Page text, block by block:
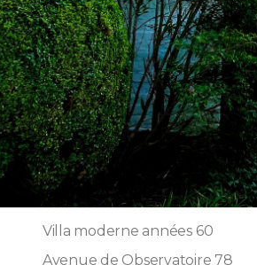
Villa moderne années 60
Avenue de Observatoire 78